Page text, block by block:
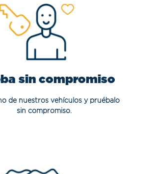
sin compromiso
de nuestros vehículos y pruébalo
sin compromiso.